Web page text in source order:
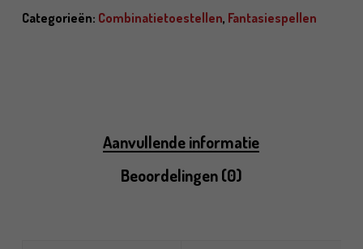
Categorieën: Combinatietoestellen, Fantasiespellen
Aanvullende informatie
Beoordelingen (0)